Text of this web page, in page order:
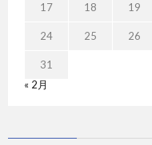
17 18 19
24 25 26
31
« 2月